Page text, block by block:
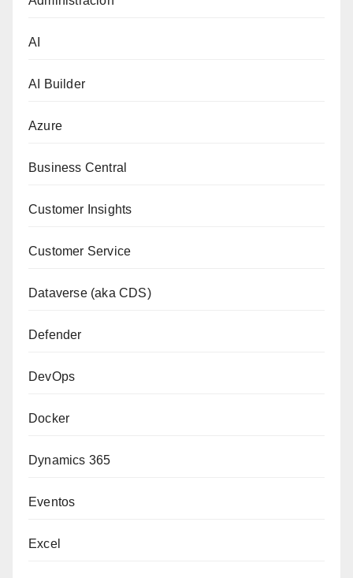
AI
AI Builder
Azure
Business Central
Customer Insights
Customer Service
Dataverse (aka CDS)
Defender
DevOps
Docker
Dynamics 365
Eventos
Excel